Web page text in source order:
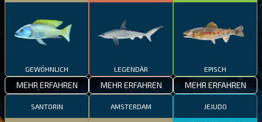
GEWÖHNLICH
MEHR ERFAHREN
LEGENDÄR
MEHR ERFAHREN
EPISCH
MEHR ERFAHREN
SANTORIN AMSTERDAM JEJUDO